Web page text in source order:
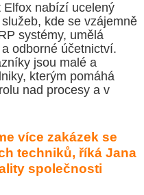
Elfox nabízí ucelený
kde se vzájemně
systémy, umělá
odborné účetnictví.
jsou malé a
kterým pomáhá
nad procesy a v
více zakázek se
techniků, říká Jana
společnosti